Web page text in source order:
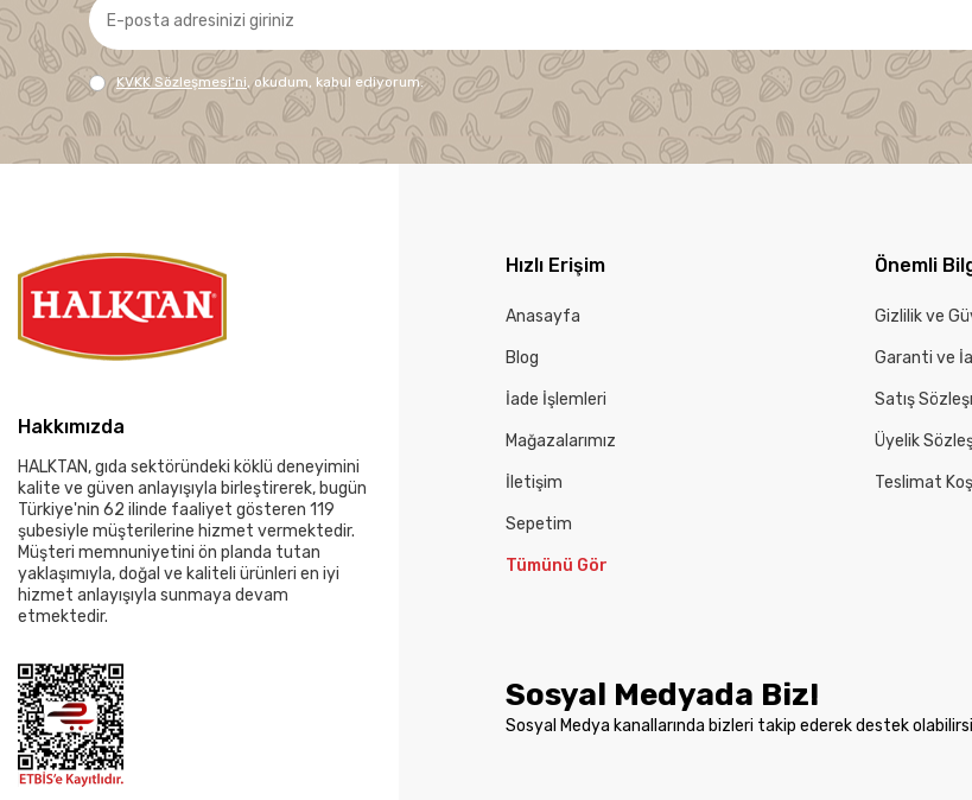
KVKK Sözleşmesi'ni, okudum, kabul ediyorum.
Hakkımızda
HALKTAN, gıda sektöründeki köklü deneyimini
kalite ve güven anlayışıyla birleştirerek, bugün
Türkiye'nin 62 ilinde faaliyet gösteren 119
şubesiyle müşterilerine hizmet vermektedir.
Müşteri memnuniyetini ön planda tutan
yaklaşımıyla, doğal ve kaliteli ürünleri en iyi
hizmet anlayışıyla sunmaya devam
etmektedir.
Hızlı Erişim
Anasayfa
Blog
İade İşlemleri
Mağazalarımız
İletişim
Sepetim
Tümünü Gör
Önemli
Gizlilik ve
Garanti ve
Satış
Üyelik
Teslimat
Sosyal Medyada Biz!
Sosyal Medya kanallarında bizleri takip ederek destek